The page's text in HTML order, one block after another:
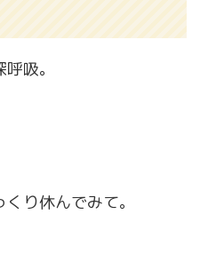
吸。
り休んでみて。